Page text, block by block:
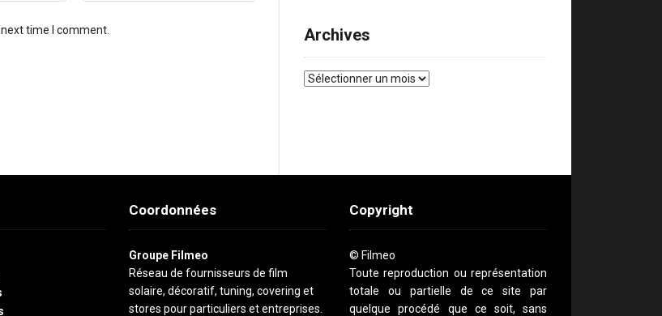
time I comment. Archives
Archives
Coordonnées
Groupe Filmeo
Réseau de fournisseurs de film
solaire, décoratif, tuning, covering et
stores pour particuliers et entreprises.
Copyright
© Filmeo
Toute reproduction ou représentation
totale ou partielle de ce site par
quelque procédé que ce soit, sans